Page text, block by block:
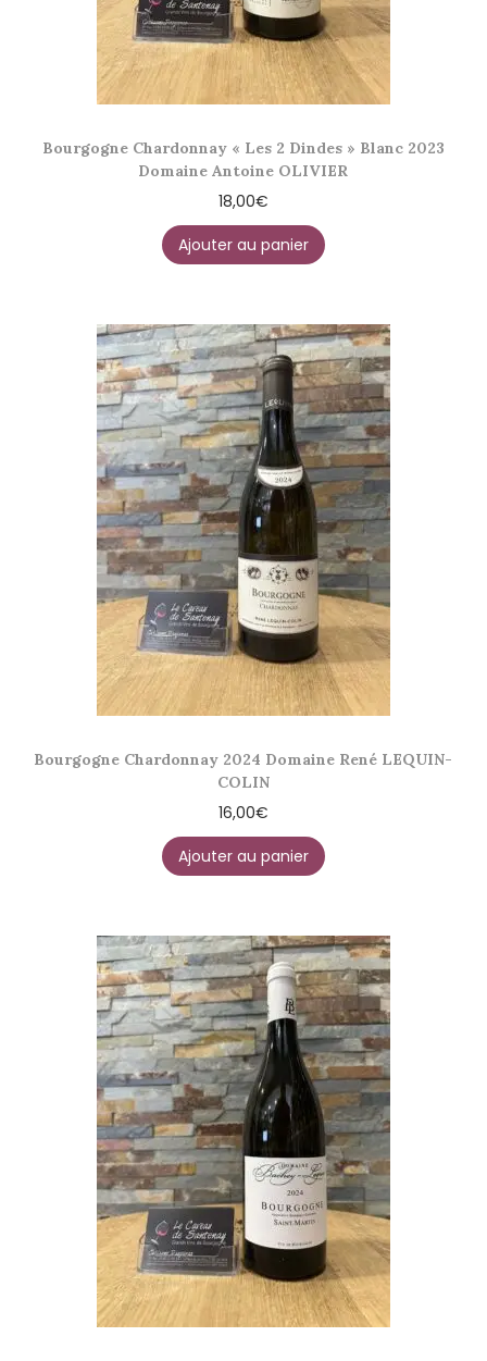
Bourgogne Chardonnay « Les 2 Dindes » Blanc 2023
Domaine Antoine OLIVIER
18,00€
Ajouter au panier
Bourgogne Chardonnay 2024 Domaine René LEQUIN-
COLIN
16,00€
Ajouter au panier